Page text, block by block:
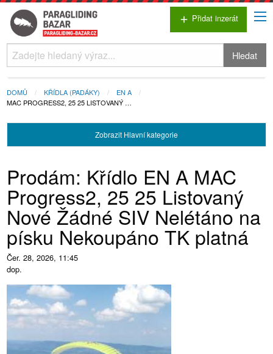
add Přidat inzerát
Hledat
DOMŮ KŘÍDLA (PADÁKY)
EN A
MAC PROGRESS2, 25 25 LISTOVANÝ …
Zobrazit Hlavní kategorie
Prodám: Křídlo EN A MAC
Progress2, 25 25 Listovaný
Nové Žádné SIV Nelétáno na
písku Nekoupáno TK platná
Čer. 28, 2026, 11:45
dop.